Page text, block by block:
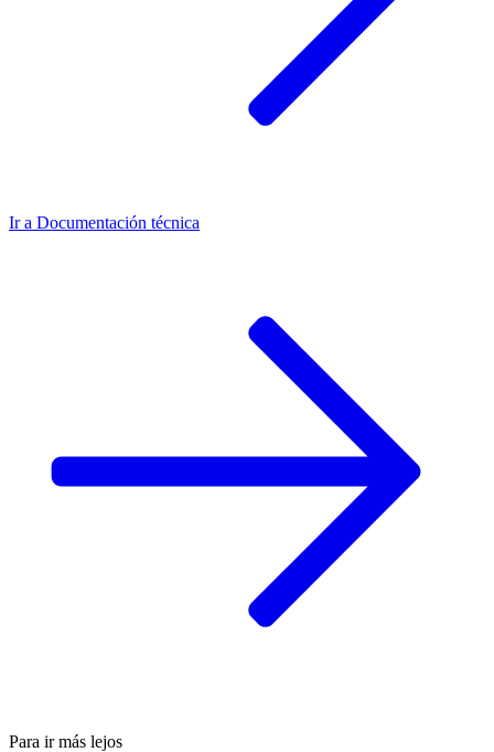
Ir a Documentación técnica
Para ir más lejos